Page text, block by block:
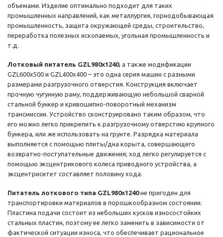
объемами. Изделие оптимально подходит для таких
промышленных направлений, как металлургия, горнодобывающая
промышленность, защита окружающей среды, строительство,
переработка полезных ископаемых, угольная промышленность и
т.д.
Лотковый питатель GZL980x1240, а также модификации
GZL600x500 и GZL400x400 – это одна серия машин с разными
размерами разгрузочного отверстия. Конструкция включает
прочную чугунную раму, поддерживающую небольшой сварной
стальной бункер и кривошипно-поворотный механизм
трансмиссии. Устройство сконструировано таким образом, что
его можно легко прикрепить к разгрузочному отверстию крупного
бункера, или же использовать на грунте. Разрядка материала
выполняется с помощью плиты/дна корыта, совершающего
возвратно-поступательные движения; ход легко регулируется с
помощью эксцентрикового колеса приводного устройства, а
эксцентриситет составляет половину хода.
Питатель лоткового типа GZL980x1240не пригоден для
транспортировки материалов в порошкообразном состоянии.
Пластина подачи состоит из небольших кусков износостойких
стальных пластин, поэтому ее легко заменить в зависимости от
фактической ситуации износа, что обеспечивает рациональное